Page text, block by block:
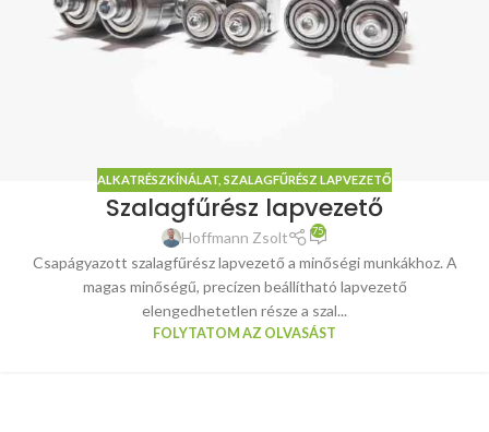
ALKATRÉSZKÍNÁLAT SZALAGFŰRÉSZ LAPVEZETŐ
Szalagfűrész lapvezető
Hoffmann Zsolt 75
Csapágyazott szalagfűrész lapvezető a minőségi munkákhoz. A
magas minőségű, precízen beállítható lapvezető
elengedhetetlen része a szal...
FOLYTATOM AZ OLVASÁST